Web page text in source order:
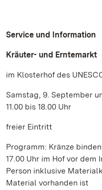
Service und Information
Kräuter- und Erntemarkt
im Klosterhof des
Samstag, 9. September
11.00 bis 18.00 Uhr
freier Eintritt
Programm: Kränze
17.00 Uhr im Hof vor dem
Person inklusive
Material vorhanden ist